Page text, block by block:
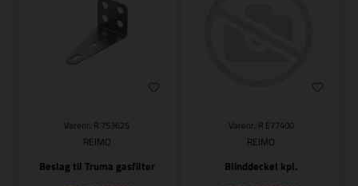
Varenr.: R 753625
REIMO
Beslag til Truma gasfilter
Varenr.: R E77400
REIMO
Blinddeckel kpl.